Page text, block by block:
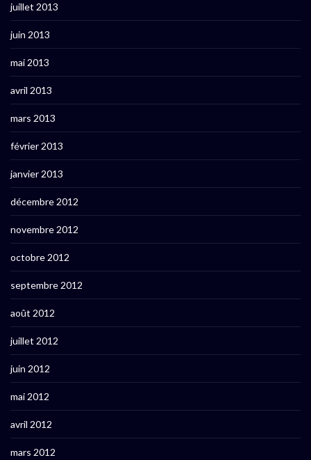
juillet 2013
juin 2013
mai 2013
avril 2013
mars 2013
février 2013
janvier 2013
décembre 2012
novembre 2012
octobre 2012
septembre 2012
août 2012
juillet 2012
juin 2012
mai 2012
avril 2012
mars 2012